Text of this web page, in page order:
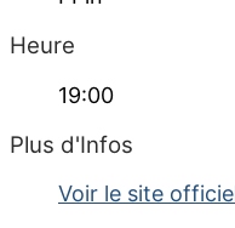
Heure
19:00
Plus d'Infos
Voir le site